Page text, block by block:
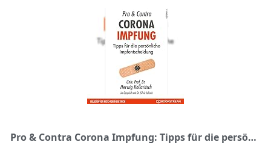
Pro & Contra Corona Impfung: Tipps für die persönliche Impfentscheidung